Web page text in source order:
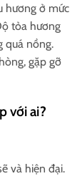
hương ở mức
tỏa hương
quá nồng.
gặp gỡ
với ai?
và hiện đại.